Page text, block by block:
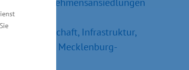
für Wirtschaft, Infrastruktur,
und Arbeit Mecklenburg-